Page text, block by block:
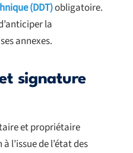
(DDT)obligatoire.
la
annexes.
signature
et propriétaire
l’issue de l’état des